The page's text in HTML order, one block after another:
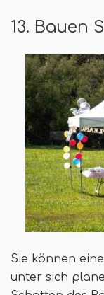
13. Bauen
Sie können
unter sich